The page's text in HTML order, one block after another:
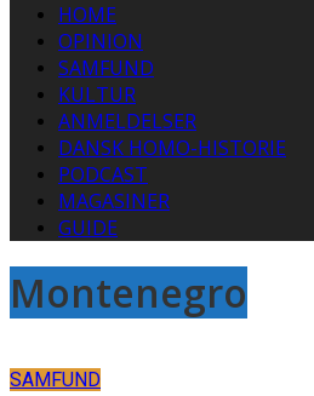
HOME
OPINION
SAMFUND
KULTUR
ANMELDELSER
DANSK HOMO-HISTORIE
PODCAST
MAGASINER
GUIDE
Montenegro
SAMFUND